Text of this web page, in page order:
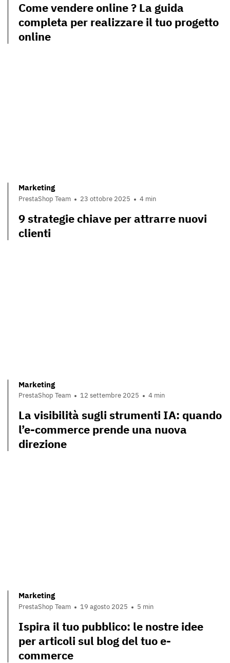
Come vendere online ? La guida
completa per realizzare il tuo progetto
online
Marketing
PrestaShop Team 23 ottobre 2025 4 min
9 strategie chiave per attrarre nuovi
clienti
Marketing
PrestaShop Team 12 settembre 2025 4 min
La visibilità sugli strumenti IA: quando
l’e-commerce prende una nuova
direzione
Marketing
PrestaShop Team 19 agosto 2025 5 min
Ispira il tuo pubblico: le nostre idee
per articoli sul blog del tuo e-
commerce